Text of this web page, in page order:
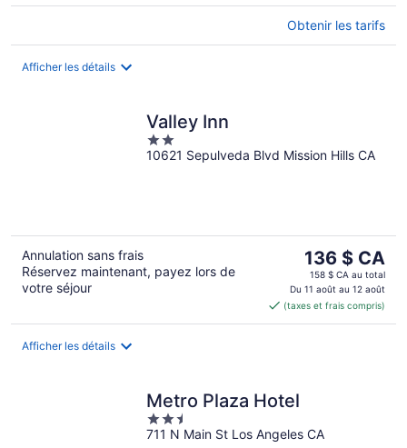
Obtenir les tarifs
Afficher les détails
Valley Inn
2
out
10621 Sepulveda Blvd Mission Hills CA
Annulation sans frais
Réservez maintenant, payez lors de
votre séjour
Le
prix
est
de 136 $ CA
par
136 $ CA
158 $ CA au total
Du 11 août au 12 août
(taxes et frais compris)
Afficher les détails
Metro Plaza Hotel
2.5
out
711 N Main St Los Angeles CA